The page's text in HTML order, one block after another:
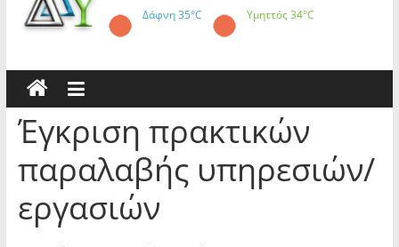
Δάφνη35°C Υμηττός34°C
Έγκριση πρακτικών
παραλαβής υπηρεσιών/
εργασιών